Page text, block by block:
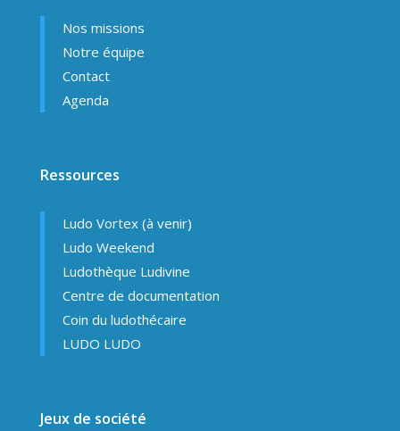
Nos missions
Notre équipe
Contact
Agenda
Ressources
Ludo Vortex (à venir)
Ludo Weekend
Ludothèque Ludivine
Centre de documentation
Coin du ludothécaire
LUDO LUDO
Jeux de société